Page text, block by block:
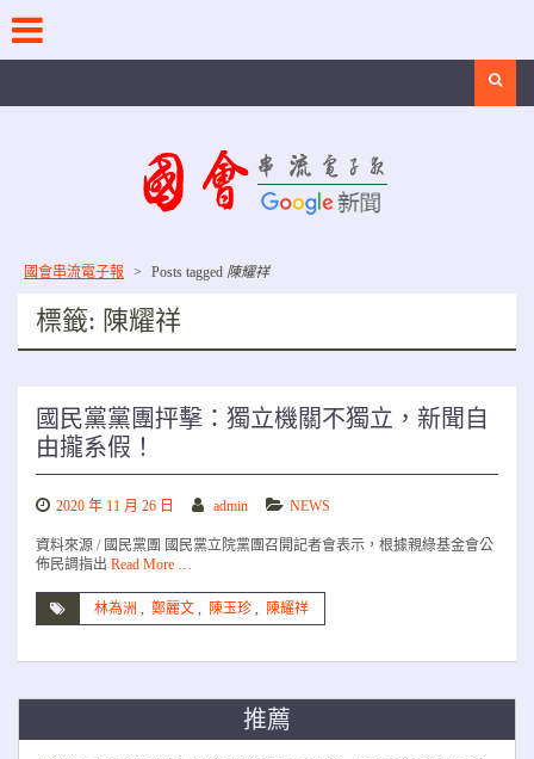
content
國會串流電子報 > Posts tagged 陳耀祥
標籤: 陳耀祥
國民黨黨團抨擊：獨立機關不獨立，新聞自
由攏系假！
2020 年 11 月 26 日 admin NEWS
資料來源 / 國民黨團 國民黨立院黨團召開記者會表示，根據親綠基金會公
佈民調指出 Read More …
林為洲 , 鄭麗文 , 陳玉珍 , 陳耀祥
推薦